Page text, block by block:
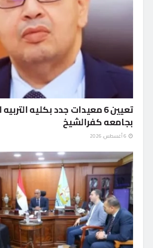
تعيين 6 معيدات جدد بكليه
بجامعه كفرالشيخ